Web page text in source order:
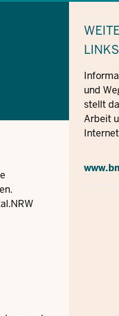
und
stellt
Arbeit